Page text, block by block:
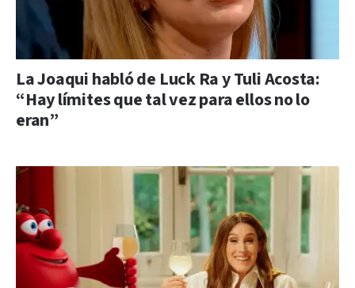
La Joaqui habló de Luck Ra y Tuli Acosta:
“Hay límites que tal vez para ellos no lo
eran”